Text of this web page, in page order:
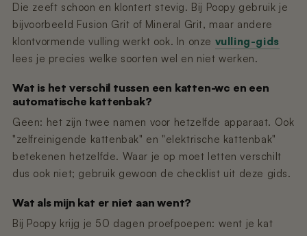
Die zeeft schoon en klontert stevig. Bij Poopy gebruik je
bijvoorbeeld Fusion Grit of Mineral Grit, maar andere
klontvormende vulling werkt ook. In onze vulling-gids
lees je precies welke soorten wel en niet werken.
Wat is het verschil tussen een katten-wc en een
automatische kattenbak?
Geen: het zijn twee namen voor hetzelfde apparaat. Ook
"zelfreinigende kattenbak" en "elektrische kattenbak"
betekenen hetzelfde. Waar je op moet letten verschilt
dus ook niet; gebruik gewoon de checklist uit deze gids.
Wat als mijn kat er niet aan went?
Bij Poopy krijg je 50 dagen proefpoepen: went je kat